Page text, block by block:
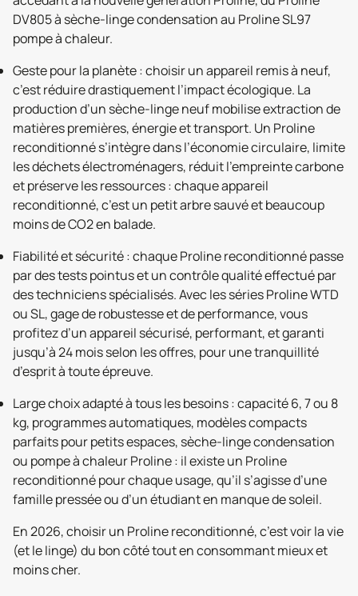
DV805 à sèche-linge condensation au Proline SL97
pompe à chaleur.
Geste pour la planète : choisir un appareil remis à neuf,
c’est réduire drastiquement l’impact écologique. La
production d’un sèche-linge neuf mobilise extraction de
matières premières, énergie et transport. Un Proline
reconditionné s’intègre dans l’économie circulaire, limite
les déchets électroménagers, réduit l’empreinte carbone
et préserve les ressources : chaque appareil
reconditionné, c’est un petit arbre sauvé et beaucoup
moins de CO2 en balade.
Fiabilité et sécurité : chaque Proline reconditionné passe
par des tests pointus et un contrôle qualité effectué par
des techniciens spécialisés. Avec les séries Proline WTD
ou SL, gage de robustesse et de performance, vous
profitez d’un appareil sécurisé, performant, et garanti
jusqu’à 24 mois selon les offres, pour une tranquillité
d’esprit à toute épreuve.
Large choix adapté à tous les besoins : capacité 6, 7 ou 8
kg, programmes automatiques, modèles compacts
parfaits pour petits espaces, sèche-linge condensation
ou pompe à chaleur Proline : il existe un Proline
reconditionné pour chaque usage, qu’il s’agisse d’une
famille pressée ou d’un étudiant en manque de soleil.
En 2026, choisir un Proline reconditionné, c’est voir la vie
(et le linge) du bon côté tout en consommant mieux et
moins cher.